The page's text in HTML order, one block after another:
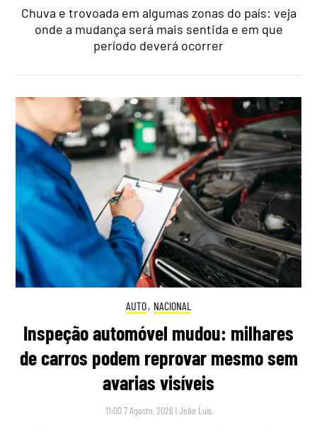
Chuva e trovoada em algumas zonas do país: veja
onde a mudança será mais sentida e em que
período deverá ocorrer
AUTO, NACIONAL
Inspeção automóvel mudou: milhares
de carros podem reprovar mesmo sem
avarias visíveis
11:00 7 Agosto, 2026 |João Luís